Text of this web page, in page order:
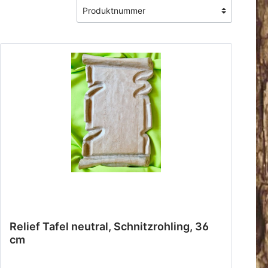
Relief Tafel neutral, Schnitzrohling, 36
cm